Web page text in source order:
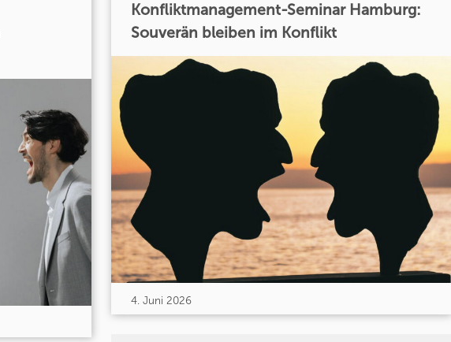
Konfliktmanagement-Seminar Hamburg:
Souverän bleiben im Konflikt
4. Juni 2026